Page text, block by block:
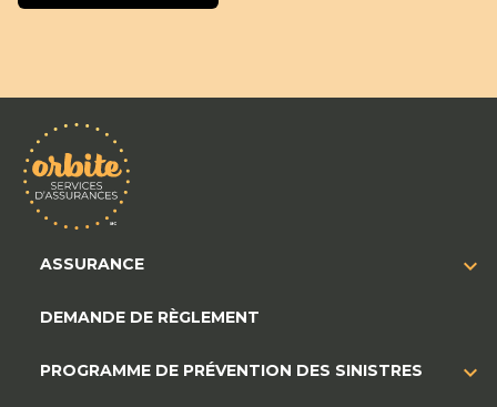
ASSURANCE
DEMANDE DE RÈGLEMENT
PROGRAMME DE PRÉVENTION DES SINISTRES